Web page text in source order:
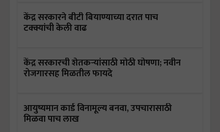
केंद्र सरकारने बीटी बियाण्याच्या दरात पाच
टक्क्यांची केली वाढ
केंद्र सरकारची शेतकऱ्यांसाठी मोठी घोषणा; नवीन
रोजगारसह मिळतील फायदे
आयुष्यमान कार्ड विनामूल्य बनवा, उपचारासाठी
मिळवा पाच लाख